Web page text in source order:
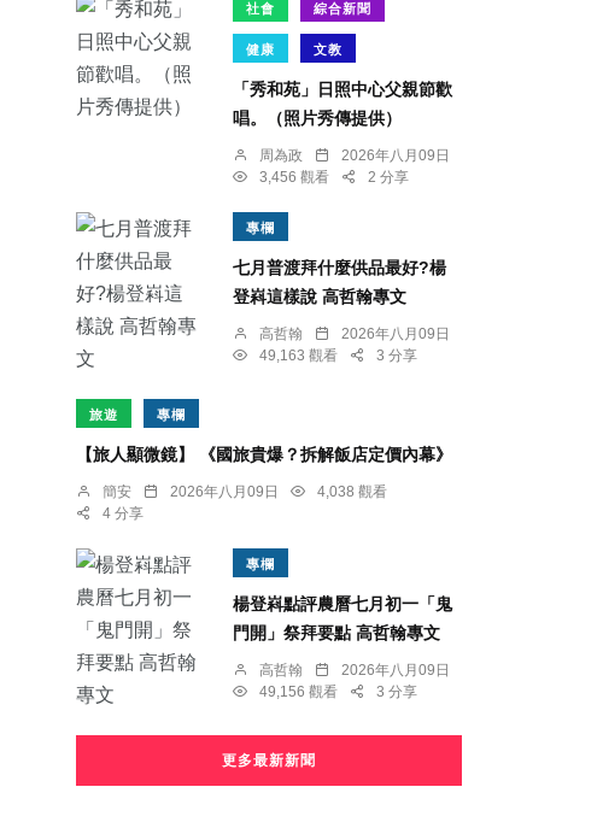
社會 綜合新聞
健康 文教
「秀和苑」日照中心父親節歡
唱。（照片秀傳提供）
周為政
2026年八月09日
3,456 觀看
2 分享
專欄
七月普渡拜什麼供品最好?楊
登嵙這樣說 高哲翰專文
高哲翰
2026年八月09日
49,163 觀看
3 分享
旅遊 專欄
【旅人顯微鏡】 《國旅貴爆？拆解飯店定價內幕》
簡安 2026年八月09日
4,038 觀看
4 分享
專欄
楊登嵙點評農曆七月初一「鬼
門開」祭拜要點 高哲翰專文
高哲翰
2026年八月09日
49,156 觀看
3 分享
更多最新新聞